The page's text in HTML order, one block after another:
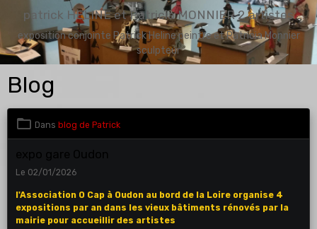
patrick HELINE et Patricia MONNIER 2 artistes
exposition conjointe Patrick Heline peintre et Patricia Monnier
sculpteur
Blog
Dans blog de Patrick
Le 02/01/2026
l'Association O Cap à Oudon au bord de la Loire organise 4
expositions par an dans les vieux bâtiments rénovés par la
mairie pour accueillir des artistes